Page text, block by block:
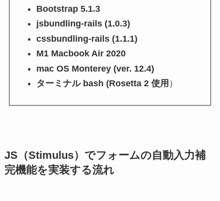
Bootstrap 5.1.3
jsbundling-rails (1.0.3)
cssbundling-rails (1.1.1)
M1 Macbook Air 2020
mac OS Monterey (ver. 12.4)
ターミナル bash (Rosetta 2 使用 ）
JS（Stimulus）でフォームの自動入力補
完機能を実装する流れ